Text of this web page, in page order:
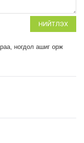
НИЙТЛЭХ
ногдол ашиг орж